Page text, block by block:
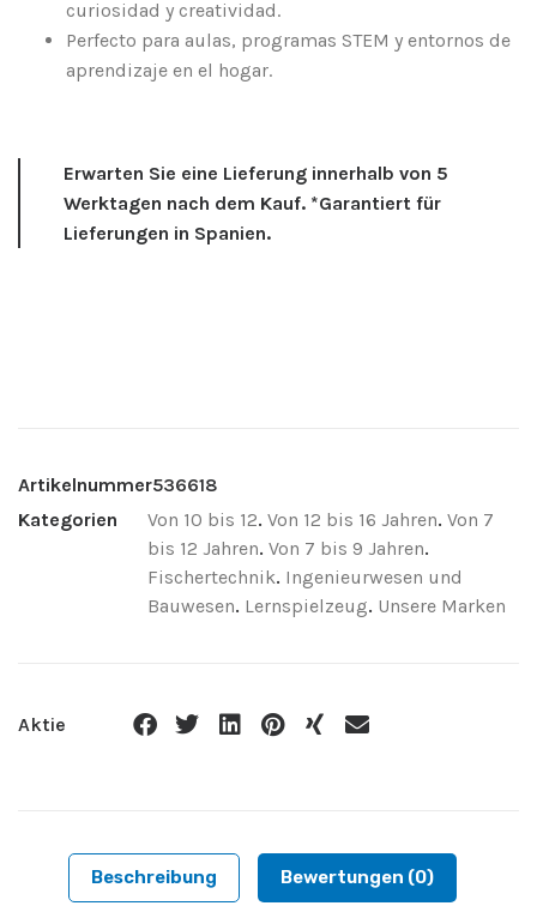
curiosidad y creatividad.
Perfecto para aulas, programas STEM y entornos de
aprendizaje en el hogar.
Erwarten Sie eine Lieferung innerhalb von 5
Werktagen nach dem Kauf. *Garantiert für
Lieferungen in Spanien.
Artikelnummer536618
Kategorien
Von 10 bis 12. Von 12 bis 16 Jahren. Von 7
bis 12 Jahren. Von 7 bis 9 Jahren.
Fischertechnik. Ingenieurwesen und
Bauwesen. Lernspielzeug. Unsere Marken
Aktie
Beschreibung Bewertungen (0)